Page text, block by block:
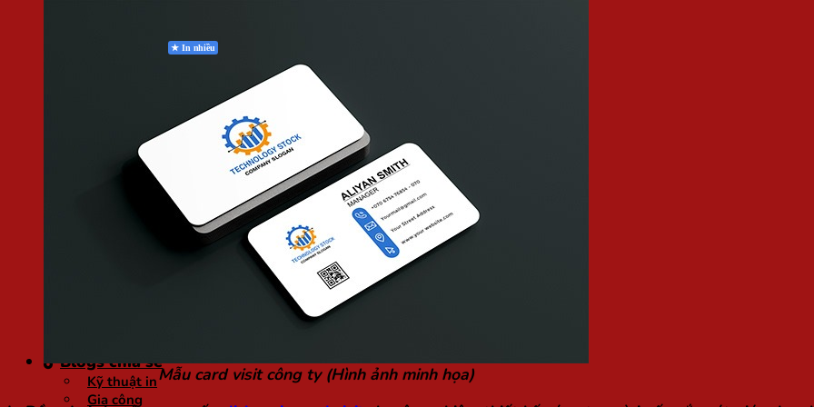
Phong Bì
In Quạt
BẢNG GIÁ GIA CÔNG
Ép Plastic
Cán Keo
VẬT TƯ NGÀNH IN
Blogs chia sẻ
Kỹ thuật in
Gia công
Mẫu card visit công ty (Hình ảnh minh họa)